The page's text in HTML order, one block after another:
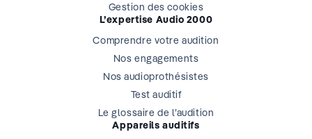
Gestion des cookies
L’expertise Audio 2000
Comprendre votre audition
Nos engagements
Nos audioprothésistes
Test auditif
Le glossaire de l’audition
Appareils auditifs